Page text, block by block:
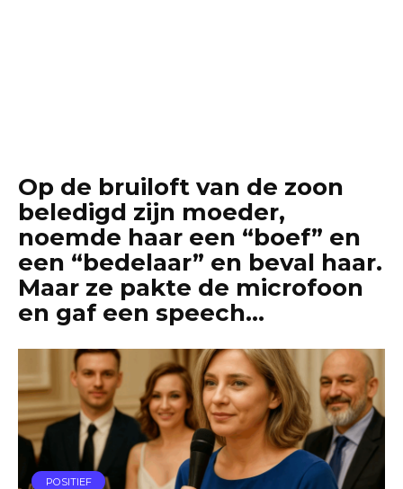
Op de bruiloft van de zoon
beledigd zijn moeder,
noemde haar een “boef” en
een “bedelaar” en beval haar.
Maar ze pakte de microfoon
en gaf een speech…
POSITIEF